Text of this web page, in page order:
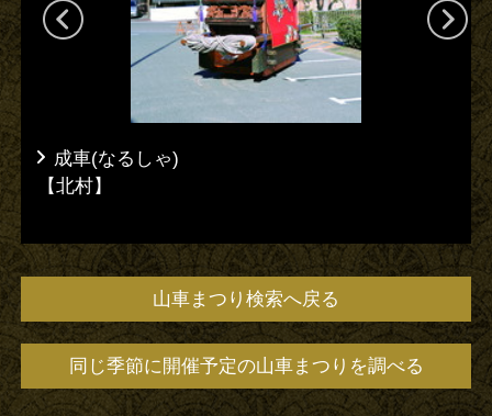
成車(なるしゃ)
【北村】
山車まつり検索へ戻る
同じ季節に開催予定の山車まつりを調べる